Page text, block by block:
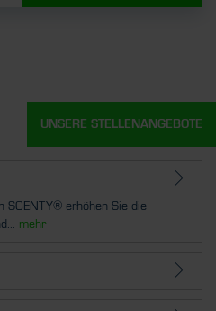
SCENTY® erhöhen Sie die
mehr
UNSERE STELLENANGEBOTE